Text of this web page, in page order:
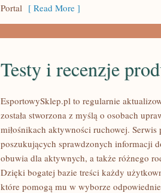
Portal [ Read More ]
Testy i recenzje
EsportowySklep.pl to regularnie
została stworzona z myślą o osobach
miłośnikach aktywności ruchowej.
poszukujących sprawdzonych informacji
obuwia dla aktywnych, a także różnego
Dzięki bogatej bazie treści każdy
które pomogą mu w wyborze